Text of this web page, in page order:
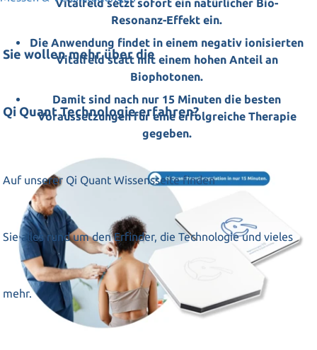
Sie wollen mehr über die
Qi Quant Technologie erfahren?
Auf unserer Qi Quant Wissensseite finden
Sie alles rund um den Erfinder, die Technologie und vieles
mehr.
Vitalfeld setzt sofort ein natürlicher Bio-
Resonanz-Effekt ein.
Die Anwendung findet in einem negativ ionisierten
Vitalfeld statt mit einem hohen Anteil an
Biophotonen.
Damit sind nach nur 15 Minuten die besten
Voraussetzungen für eine erfolgreiche Therapie
gegeben.